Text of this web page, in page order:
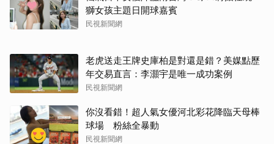
獅女孩主題日開球嘉賓
民視新聞網
老虎送走王牌史庫柏是對還是錯？美媒點歷
年交易直言：李灝宇是唯一成功案例
民視新聞網
你沒看錯！超人氣女優河北彩花降臨天母棒
球場 粉絲全暴動
民視新聞網